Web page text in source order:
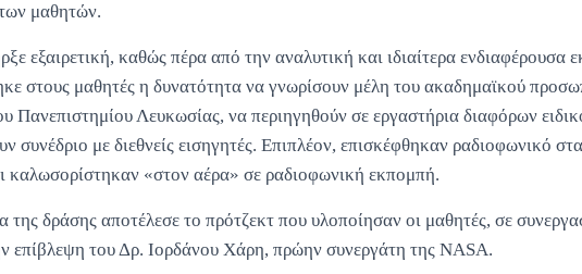
μαθητών.
εξαιρετική, καθώς πέρα από την αναλυτική και ιδιαίτερα ενδιαφέρουσα
στους μαθητές η δυνατότητα να γνωρίσουν μέλη του ακαδημαϊκού
Πανεπιστημίου Λευκωσίας, να περιηγηθούν σε εργαστήρια διαφόρων
συνέδριο με διεθνείς εισηγητές. Επιπλέον, επισκέφθηκαν ραδιοφωνικό
καλωσορίστηκαν «στον αέρα» σε ραδιοφωνική εκπομπή.
δράσης αποτέλεσε το πρότζεκτ που υλοποίησαν οι μαθητές, σε
επίβλεψη του Δρ. Ιορδάνου Χάρη, πρώην συνεργάτη της NASA.